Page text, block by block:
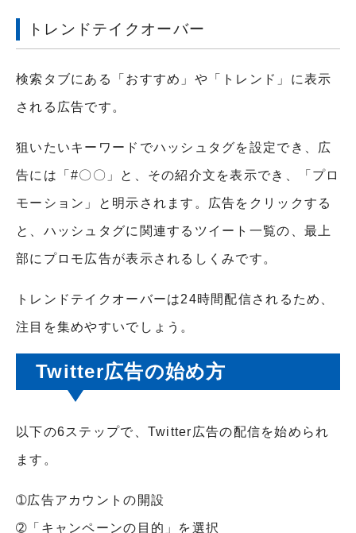
トレンドテイクオーバー
検索タブにある「おすすめ」や「トレンド」に表示
される広告です。
狙いたいキーワードでハッシュタグを設定でき、広
告には「#〇〇」と、その紹介文を表示でき、「プロ
モーション」と明示されます。広告をクリックする
と、ハッシュタグに関連するツイート一覧の、最上
部にプロモ広告が表示されるしくみです。
トレンドテイクオーバーは24時間配信されるため、
注目を集めやすいでしょう。
Twitter広告の始め方
以下の6ステップで、Twitter広告の配信を始められ
ます。
➀広告アカウントの開設
➁「キャンペーンの目的」を選択